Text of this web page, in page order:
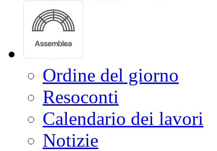
Ordine del giorno
Resoconti
Calendario dei lavori
Notizie